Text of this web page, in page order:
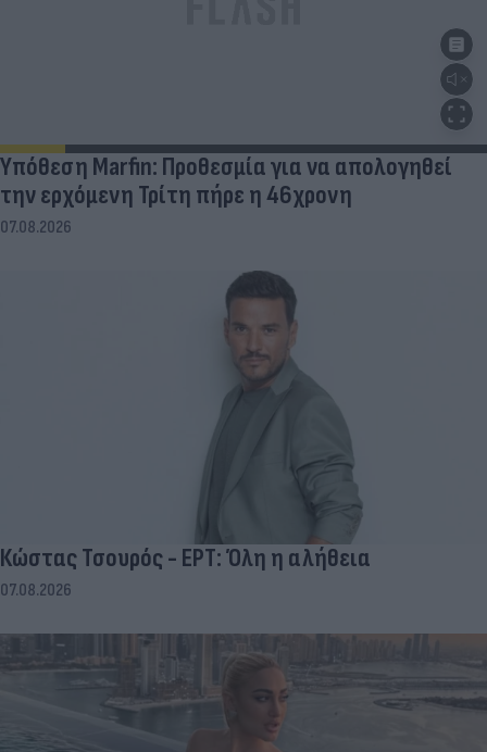
Υπόθεση Marfin: Προθεσμία για να απολογηθεί
την ερχόμενη Τρίτη πήρε η 46χρονη
07.08.2026
Κώστας Τσουρός - ΕΡΤ: Όλη η αλήθεια
07.08.2026